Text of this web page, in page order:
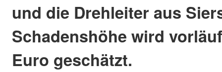
und die Drehleiter aus
Schadenshöhe wird
Euro geschätzt.